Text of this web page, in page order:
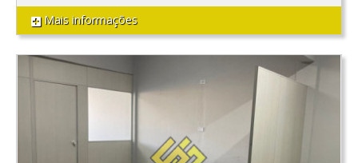
Mais informações